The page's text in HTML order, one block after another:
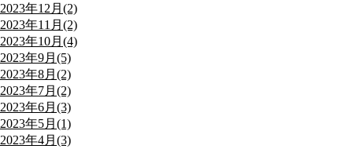
2023年12月(2)
2023年11月(2)
2023年10月(4)
2023年9月(5)
2023年8月(2)
2023年7月(2)
2023年6月(3)
2023年5月(1)
2023年4月(3)